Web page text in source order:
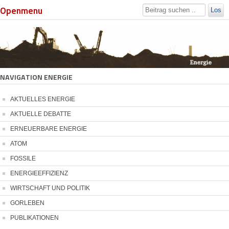
Openmenu Los
NAVIGATION ENERGIE
AKTUELLES ENERGIE
AKTUELLE DEBATTE
ERNEUERBARE ENERGIE
ATOM
FOSSILE
ENERGIEEFFIZIENZ
WIRTSCHAFT UND POLITIK
GORLEBEN
PUBLIKATIONEN